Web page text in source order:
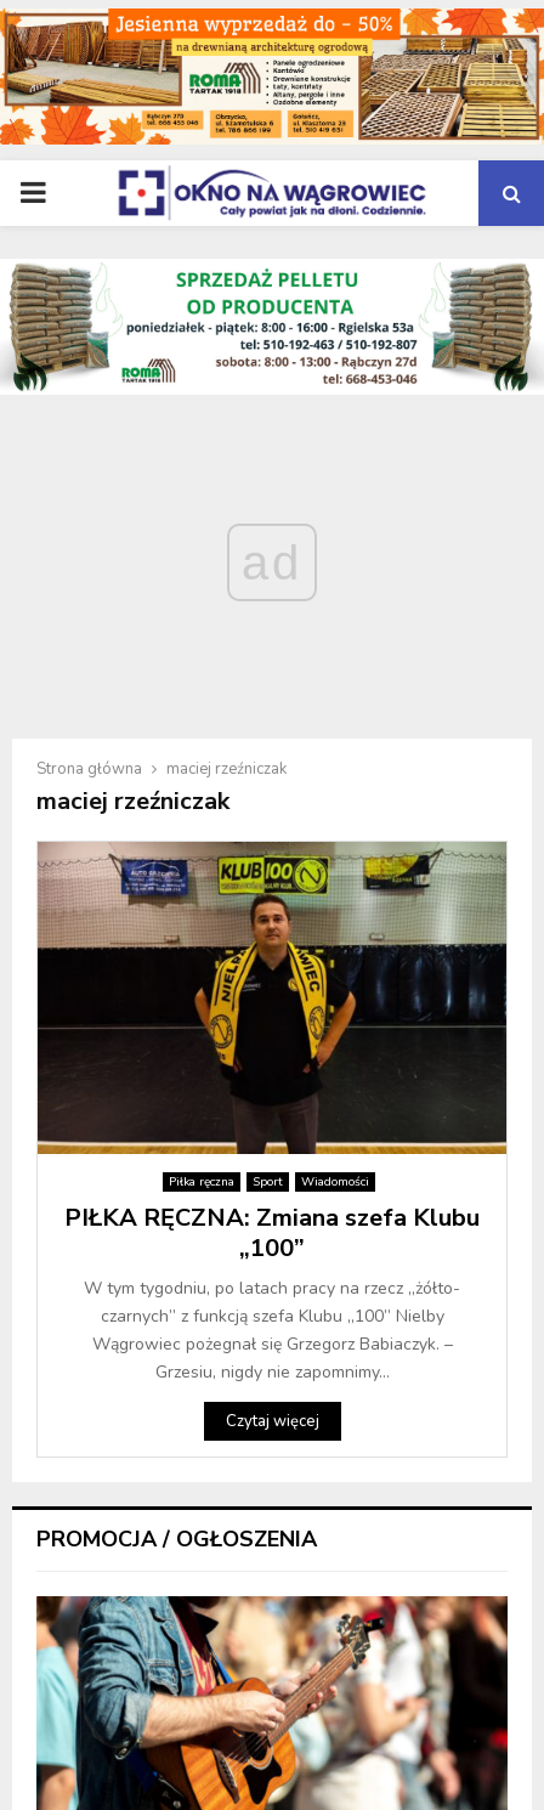
PRIMARY
MENU
ad
Strona główna maciej rzeźniczak
maciej rzeźniczak
Piłka ręczna Sport Wiadomości
PIŁKA RĘCZNA: Zmiana szefa Klubu
„100”
W tym tygodniu, po latach pracy na rzecz „żółto-
czarnych” z funkcją szefa Klubu „100” Nielby
Wągrowiec pożegnał się Grzegorz Babiaczyk. –
Grzesiu, nigdy nie zapomnimy...
Czytaj więcej
PROMOCJA / OGŁOSZENIA